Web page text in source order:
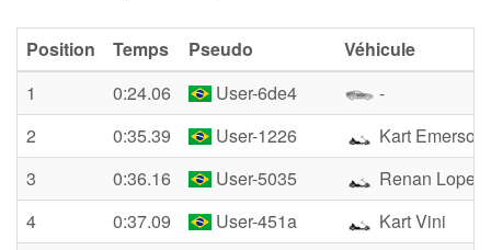
Position Temps Pseudo
Véhicule
1
0:24.06 User-6de4
-
2
0:35.39 User-1226
Kart Emerson
3
0:36.16 User-5035
Renan Lopes
4
0:37.09 User-451a
Kart Vini